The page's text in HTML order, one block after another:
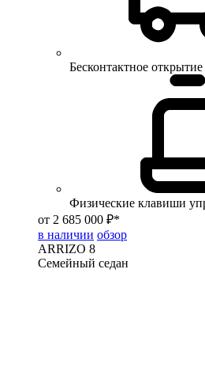
Бесконтактное
Физические клавиши
от 2 685 000 ₽*
в наличии обзор
ARRIZO 8
Семейный седан